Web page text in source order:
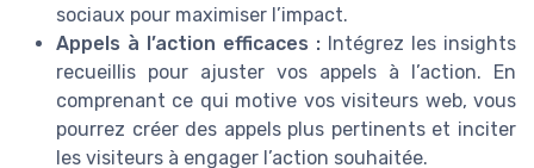
sociaux pour maximiser l’impact.
Appels à l’action efficaces : Intégrez les insights
recueillis pour ajuster vos appels à l’action. En
comprenant ce qui motive vos visiteurs web, vous
pourrez créer des appels plus pertinents et inciter
les visiteurs à engager l’action souhaitée.